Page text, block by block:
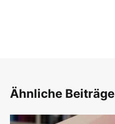
Ähnliche Beiträge